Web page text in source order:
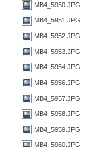
MB4_5950.JPG
MB4_5951.JPG
MB4_5952.JPG
MB4_5953.JPG
MB4_5954.JPG
MB4_5956.JPG
MB4_5957.JPG
MB4_5958.JPG
MB4_5959.JPG
MB4_5960.JPG